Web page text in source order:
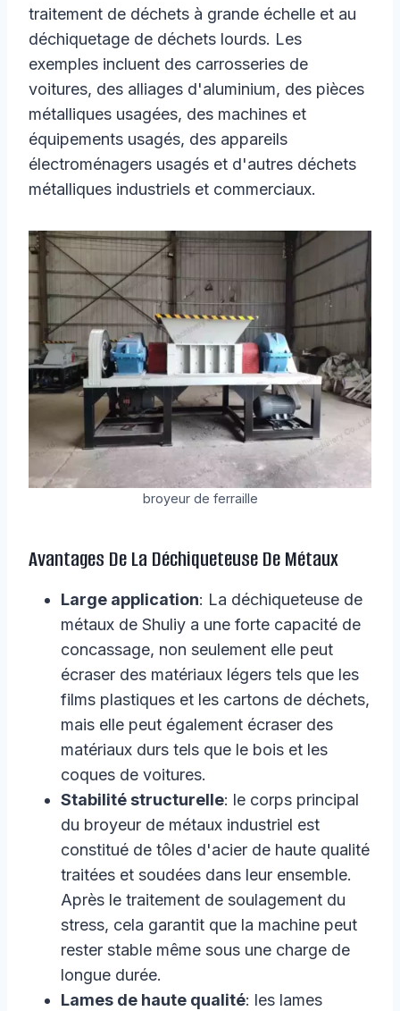
traitement de déchets à grande échelle et au
déchiquetage de déchets lourds. Les
exemples incluent des carrosseries de
voitures, des alliages d'aluminium, des pièces
métalliques usagées, des machines et
équipements usagés, des appareils
électroménagers usagés et d'autres déchets
métalliques industriels et commerciaux.
broyeur de ferraille
Avantages De La Déchiqueteuse De Métaux
Large application: La déchiqueteuse de
métaux de Shuliy a une forte capacité de
concassage, non seulement elle peut
écraser des matériaux légers tels que les
films plastiques et les cartons de déchets,
mais elle peut également écraser des
matériaux durs tels que le bois et les
coques de voitures.
Stabilité structurelle: le corps principal
du broyeur de métaux industriel est
constitué de tôles d'acier de haute qualité
traitées et soudées dans leur ensemble.
Après le traitement de soulagement du
stress, cela garantit que la machine peut
rester stable même sous une charge de
longue durée.
Lames de haute qualité: les lames